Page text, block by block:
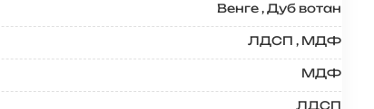
Венге,Дуб вотан
ЛДСП , МДФ
МДФ
ЛДСП